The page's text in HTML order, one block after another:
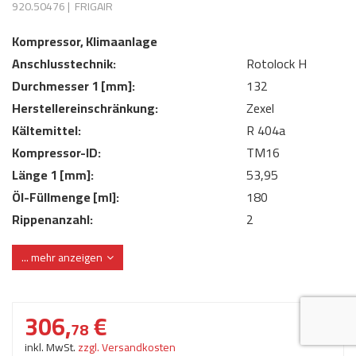
Spülung/Reinigung
Lokring
Fittinge/
Kühlung
Kupplung/-anbauteile
Abgasanlage
Wischerblätter
Ersatzeile/Einzelteile
Reiniger/
Dichtmasse
Prüföl
Öle
Schläuche
ANMELDEN
REGISTRIEREN
MERKZETTEL
zum B2B Shop
für Werkstattkunden
920.50476| FRIGAIR
Kompressor, Klimaanlage
Anschlusstechnik:
Rotolock H
Durchmesser 1 [mm]:
132
Herstellereinschränkung:
Zexel
Kältemittel:
R 404a
Kompressor-ID:
TM16
Länge 1 [mm]:
53,95
Öl-Füllmenge [ml]:
180
Rippenanzahl:
2
Spannung [V]:
... mehr anzeigen
306,78€
inkl. MwSt.zzgl. Versandkosten